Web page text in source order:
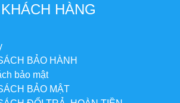
HÀNG
BẢO HÀNH
bảo mật
BẢO MẬT